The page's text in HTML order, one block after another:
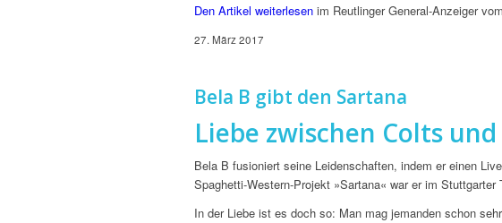
Den Artikel weiterlesen im Reutlinger General-Anzeiger
27. März 2017
Bela B gibt den Sartana
Liebe zwischen Colts
Bela B fusioniert seine Leidenschaften, indem er einen
Spaghetti-Western-Projekt »Sartana« war er im Stuttgarter
In der Liebe ist es doch so: Man mag jemanden schon